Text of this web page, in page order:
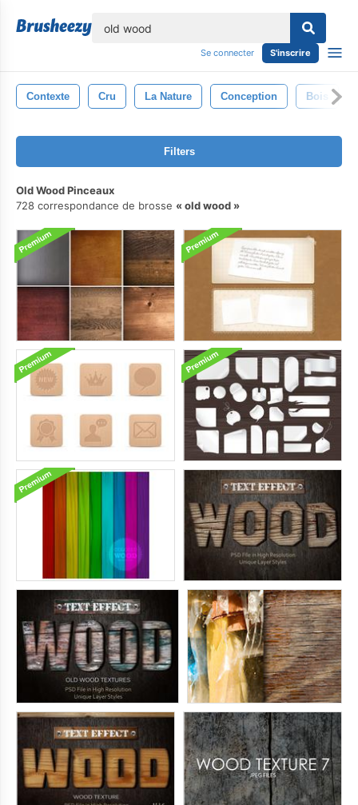
Se connecter S'inscrire
Contexte Cru La Nature Conception Bois
Filters
Old Wood Pinceaux
728 correspondance de brosse
old wood